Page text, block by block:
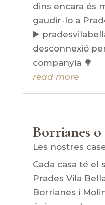
dins encara és
gaudir-lo a
▶️
desconnexió
companyia
read more
Borrianes
Les nostres
Cada casa té el
Prades Vila
Borrianes i